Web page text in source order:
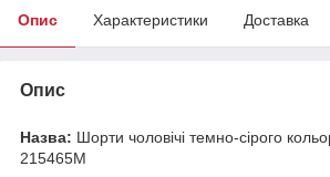
Опис Характеристики Доставка
Опис
Назва: Шорти чоловічі темно-сірого
215465M